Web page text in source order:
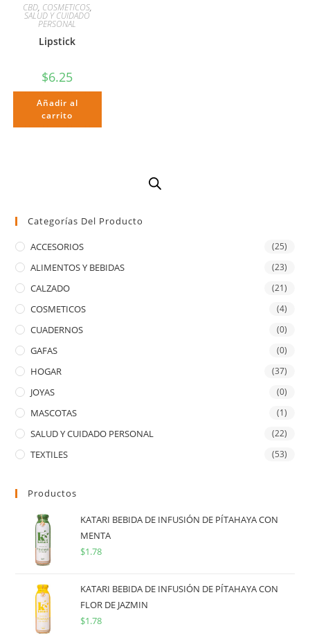
CBD, COSMETICOS,
SALUD Y CUIDADO
PERSONAL
Lipstick
$6.25
Añadir al
carrito
Categorías Del Producto
ACCESORIOS (25)
ALIMENTOS Y BEBIDAS (23)
CALZADO (21)
COSMETICOS (4)
CUADERNOS (0)
GAFAS (0)
HOGAR (37)
JOYAS (0)
MASCOTAS (1)
SALUD Y CUIDADO PERSONAL (22)
TEXTILES (53)
Productos
KATARI BEBIDA DE INFUSIÓN DE PÍTAHAYA CON
MENTA
$1.78
KATARI BEBIDA DE INFUSIÓN DE PÍTAHAYA CON
FLOR DE JAZMIN
$1.78